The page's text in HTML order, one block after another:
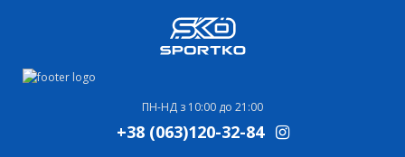
ПН-НД з 10:00 до 21:00
+38 (063)120-32-84